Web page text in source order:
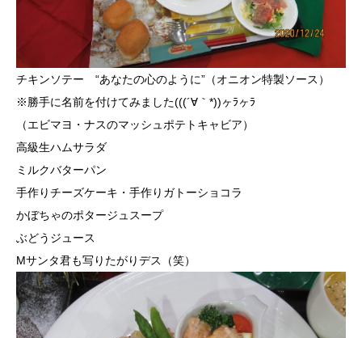
チキンソテー “あなたの心のように”（オニオン特製ソース）
※勝手に名前を付けてみました(((´∀｀*))ヶﾗヶﾗ
（エビマヨ・ナスのマッシュポテトキャビア）
高級生ハムサラダ
ミルクバターパン
手作りチーズケーキ・手作りガトーショコラ
かぼちゃのポタージュスープ
ぶどうジュース
Mサンタ君も写りたがりデス（笑）